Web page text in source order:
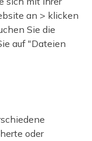
an > klicken
Sie die
auf "Dateien
oder